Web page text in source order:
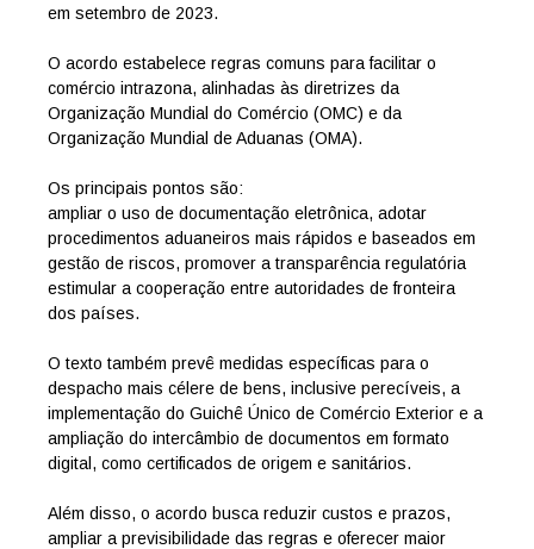
em setembro de 2023.
O acordo estabelece regras comuns para facilitar o
comércio intrazona, alinhadas às diretrizes da
Organização Mundial do Comércio (OMC) e da
Organização Mundial de Aduanas (OMA).
Os principais pontos são:
ampliar o uso de documentação eletrônica, adotar
procedimentos aduaneiros mais rápidos e baseados em
gestão de riscos, promover a transparência regulatória
estimular a cooperação entre autoridades de fronteira
dos países.
O texto também prevê medidas específicas para o
despacho mais célere de bens, inclusive perecíveis, a
implementação do Guichê Único de Comércio Exterior e a
ampliação do intercâmbio de documentos em formato
digital, como certificados de origem e sanitários.
Além disso, o acordo busca reduzir custos e prazos,
ampliar a previsibilidade das regras e oferecer maior